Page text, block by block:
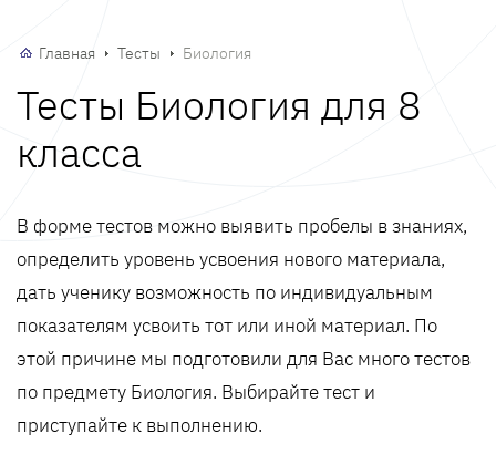
Главная Тесты Биология
Тесты Биология для 8
класса
В форме тестов можно выявить пробелы в знаниях,
определить уровень усвоения нового материала,
дать ученику возможность по индивидуальным
показателям усвоить тот или иной материал. По
этой причине мы подготовили для Вас много тестов
по предмету Биология. Выбирайте тест и
приступайте к выполнению.